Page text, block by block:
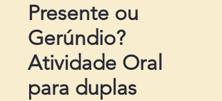
Presente ou
Gerúndio?
Atividade Oral
para duplas